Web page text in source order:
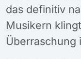
das definitiv
Musikern
Überraschung